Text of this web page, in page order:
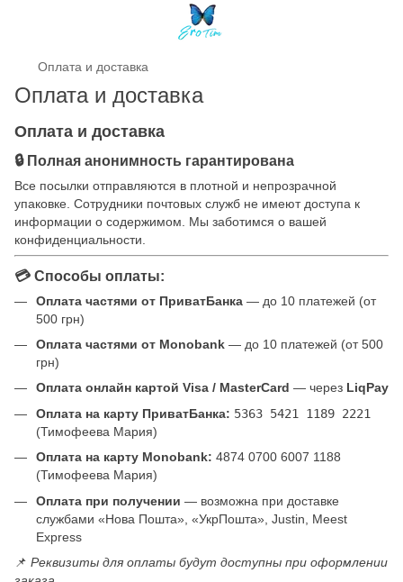
Оплата и доставка
Оплата и доставка
Оплата и доставка
🔒 Полная анонимность гарантирована
Все посылки отправляются в плотной и непрозрачной
упаковке. Сотрудники почтовых служб не имеют доступа к
информации о содержимом. Мы заботимся о вашей
конфиденциальности.
💳 Способы оплаты:
Оплата частями от ПриватБанка — до 10 платежей (от
500 грн)
Оплата частями от Monobank — до 10 платежей (от 500
грн)
Оплата онлайн картой Visa / MasterCard — через LiqPay
Оплата на карту ПриватБанка: 5363 5421 1189 2221
(Тимофеева Мария)
Оплата на карту Monobank: 4874 0700 6007 1188
(Тимофеева Мария)
Оплата при получении — возможна при доставке
службами «Нова Пошта», «УкрПошта», Justin, Meest
Express
📌 Реквизиты для оплаты будут доступны при оформлении